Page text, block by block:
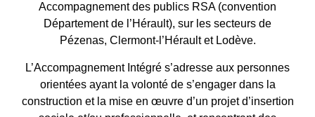
Accompagnement des publics RSA (convention
Département de l’Hérault), sur les secteurs de
Pézenas, Clermont-l’Hérault et Lodève.
L’Accompagnement Intégré s’adresse aux personnes
orientées ayant la volonté de s’engager dans la
construction et la mise en œuvre d’un projet d’insertion